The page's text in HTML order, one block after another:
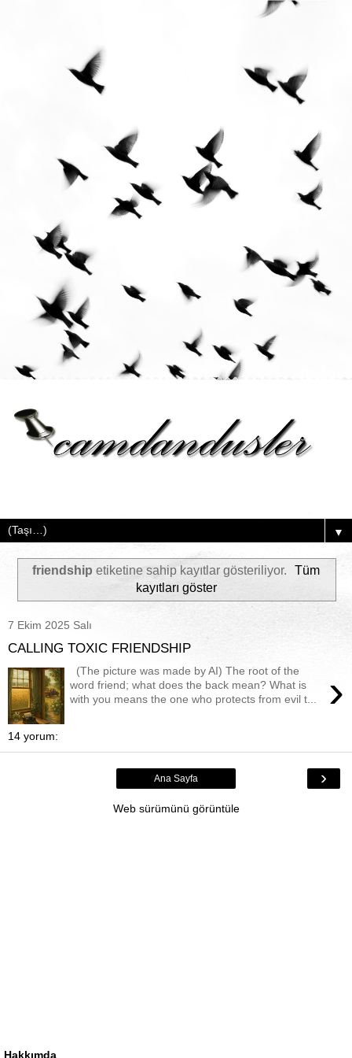
▼
friendship etiketine sahip kayıtlar gösteriliyor.
Tüm
kayıtları göster
7 Ekim 2025 Salı
CALLING TOXIC FRIENDSHIP
›
(The picture was made by AI) The root of the
word friend; what does the back mean? What is
with you means the one who protects from evil t...
14 yorum:
›
Ana Sayfa
Web sürümünü görüntüle
Hakkımda